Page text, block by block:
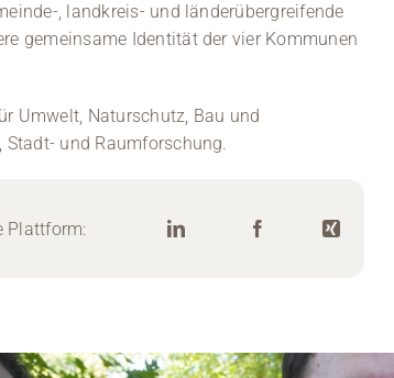
, landkreis- und länderübergreifende
gemeinsame Identität der vier Kommunen
Umwelt, Naturschutz, Bau und
und Raumforschung.
Plattform: